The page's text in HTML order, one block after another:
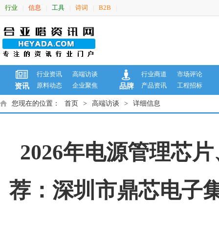
行业 信息 工具 诗词 B2B
资讯
行业资讯
高端访谈
原料动态
企业聚焦 品牌
行业商道
市场评论
产品资讯
工程招标
您现在的位置： 首页 > 高端访谈 > 详细信息
2026年电源管理芯
荐：深圳市鼎芯电子